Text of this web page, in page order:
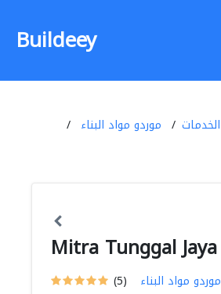
Buildeey
الخدمات
موردو مواد البناء
Mitra Tunggal Jaya
(5) موردو مواد البناء